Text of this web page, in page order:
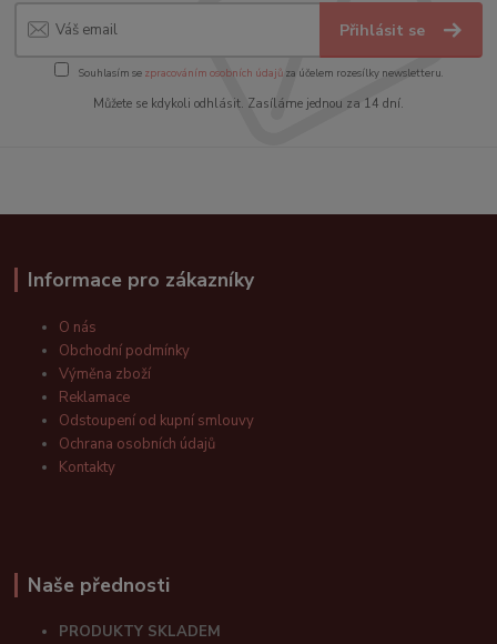
Přihlásit se
Souhlasím se zpracováním osobních údajůza účelem rozesílky newsletteru.
Můžete se kdykoli odhlásit. Zasíláme jednou za 14 dní.
Informace pro zákazníky
O nás
Obchodní podmínky
Výměna zboží
Reklamace
Odstoupení od kupní smlouvy
Ochrana osobních údajů
Kontakty
Naše přednosti
PRODUKTY SKLADEM